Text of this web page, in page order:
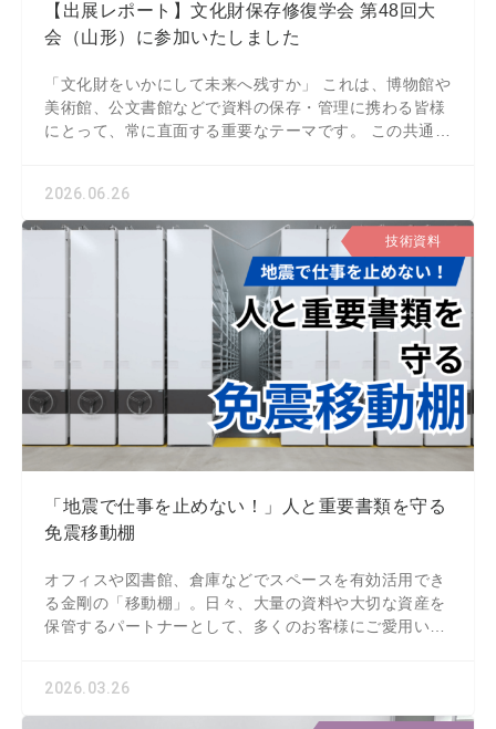
【出展レポート】文化財保存修復学会 第48回大
会（山形）に参加いたしました
「文化財をいかにして未来へ残すか」 これは、博物館や
美術館、公文書館などで資料の保存・管理に携わる皆様
にとって、常に直面する重要なテーマです。 この共通の
2026.06.26
技術資料
「地震で仕事を止めない！」人と重要書類を守る
免震移動棚
オフィスや図書館、倉庫などでスペースを有効活用でき
る金剛の「移動棚」。日々、大量の資料や大切な資産を
保管するパートナーとして、多くのお客様にご愛用いた
2026.03.26